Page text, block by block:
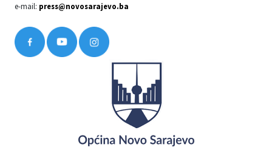
e-mail: press@novosarajevo.ba